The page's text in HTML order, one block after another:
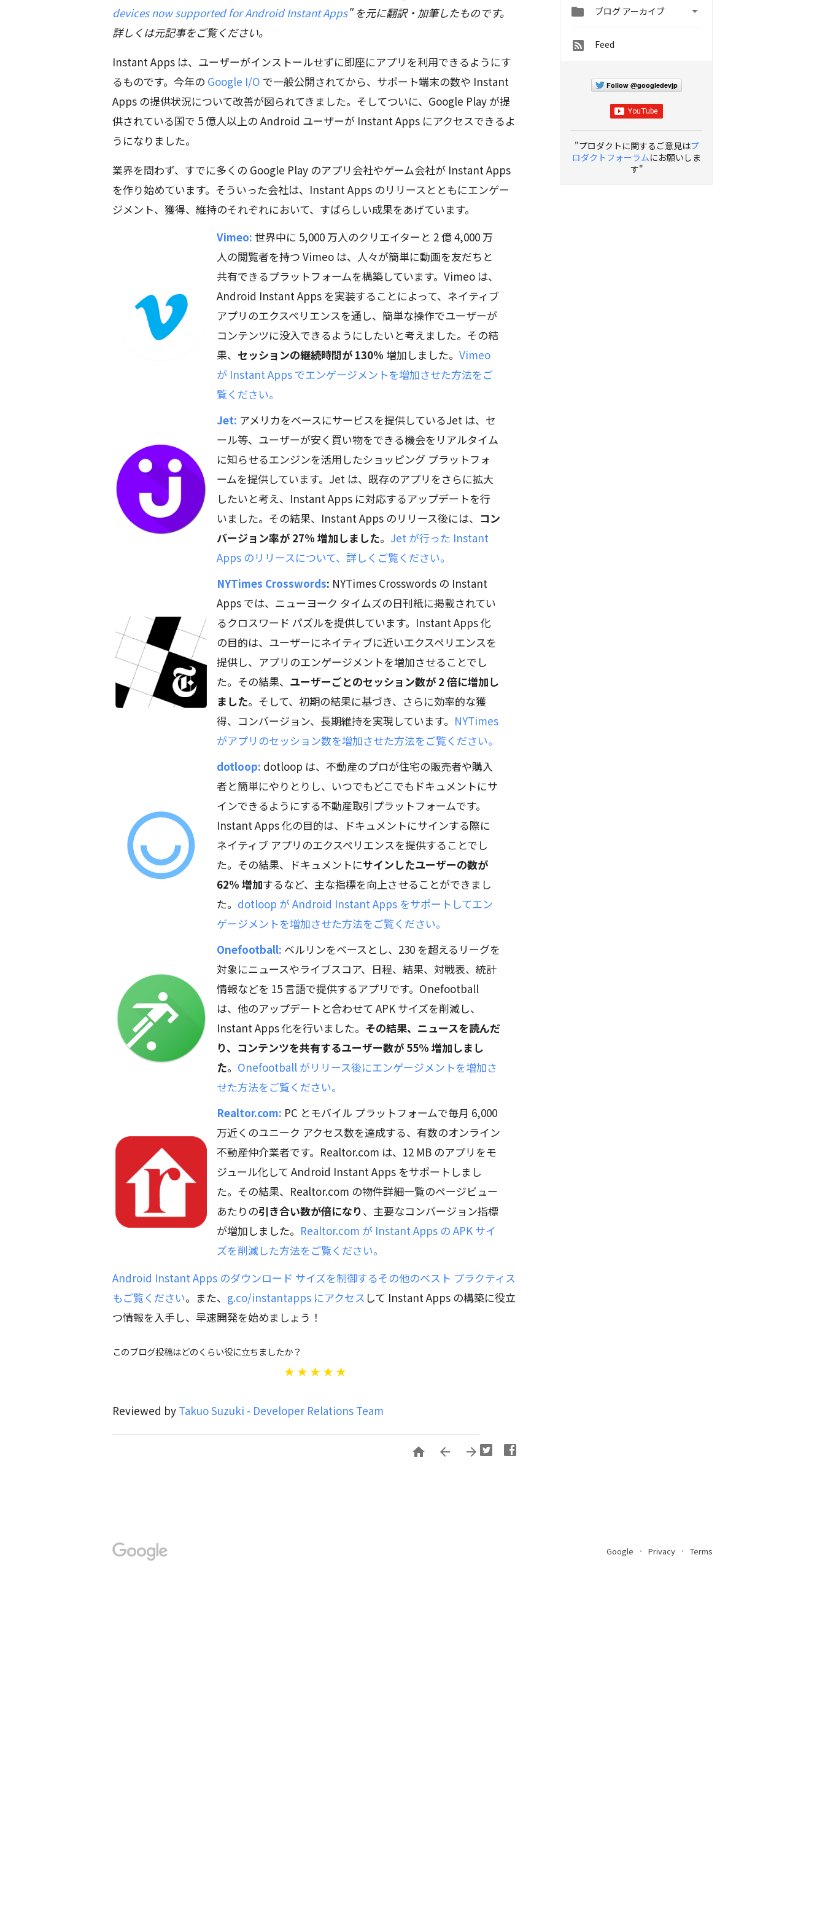
devices now supported for Android Instant Apps" を元に翻訳・加筆したものです。
詳しくは元記事をご覧ください。
Instant Apps は、ユーザーがインストールせずに即座にアプリを利用できるようにす
るものです。今年の Google I/O で一般公開されてから、サポート端末の数や Instant
Apps の提供状況について改善が図られてきました。そしてついに、Google Play が提
供されている国で 5 億人以上の Android ユーザーが Instant Apps にアクセスできるよ
うになりました。
業界を問わず、すでに多くの Google Play のアプリ会社やゲーム会社が Instant Apps
を作り始めています。そういった会社は、Instant Apps のリリースとともにエンゲー
ジメント、獲得、維持のそれぞれにおいて、すばらしい成果をあげています。
Vimeo: 世界中に 5,000 万人のクリエイターと 2 億 4,000 万
人の閲覧者を持つ Vimeo は、人々が簡単に動画を友だちと
共有できるプラットフォームを構築しています。Vimeo は、
Android Instant Apps を実装することによって、ネイティブ
アプリのエクスペリエンスを通し、簡単な操作でユーザーが
コンテンツに没入できるようにしたいと考えました。その結
果、 セッションの継続時間が 130% 増加しました。 Vimeo
が Instant Apps でエンゲージメントを増加させた方法をご
覧ください。
Jet: アメリカをベースにサービスを提供しているJet は、セ
ール等、ユーザーが安く買い物をできる機会をリアルタイム
に知らせるエンジンを活用したショッピング プラットフォ
ームを提供しています。Jet は、既存のアプリをさらに拡大
したいと考え、Instant Apps に対応するアップデートを行
いました。その結果、Instant Apps のリリース後には、 コン
バージョン率が 27% 増加しました。 Jet が行った Instant
Apps のリリースについて、詳しくご覧ください。
NYTimes Crosswords: NYTimes Crosswords の Instant
Apps では、ニューヨーク タイムズの日刊紙に掲載されてい
るクロスワード パズルを提供しています。Instant Apps 化
の目的は、ユーザーにネイティブに近いエクスペリエンスを
提供し、アプリのエンゲージメントを増加させることでし
た。その結果、 ユーザーごとのセッション数が 2 倍に増加し
ました。そして、初期の結果に基づき、さらに効率的な獲
得、コンバージョン、長期維持を実現しています。 NYTimes
がアプリのセッション数を増加させた方法をご覧ください。
dotloop: dotloop は、不動産のプロが住宅の販売者や購入
者と簡単にやりとりし、いつでもどこでもドキュメントにサ
インできるようにする不動産取引プラットフォームです。
Instant Apps 化の目的は、ドキュメントにサインする際に
ネイティブ アプリのエクスペリエンスを提供することでし
た。その結果、ドキュメントにサインしたユーザーの数が
62% 増加するなど、主な指標を向上させることができまし
た。 dotloop が Android Instant Apps をサポートしてエン
ゲージメントを増加させた方法をご覧ください。
Onefootball: ベルリンをベースとし、230 を超えるリーグを
対象にニュースやライブスコア、日程、結果、対戦表、統計
情報などを 15 言語で提供するアプリです。Onefootball
は、他のアップデートと合わせて APK サイズを削減し、
Instant Apps 化を行いました。 その結果、ニュースを読んだ
り、コンテンツを共有するユーザー数が 55% 増加しまし
た。 Onefootball がリリース後にエンゲージメントを増加さ
せた方法をご覧ください。
Realtor.com: PC とモバイル プラットフォームで毎月 6,000
万近くのユニーク アクセス数を達成する、有数のオンライン
不動産仲介業者です。Realtor.com は、12 MB のアプリをモ
ジュール化して Android Instant Apps をサポートしまし
た。その結果、Realtor.com の物件詳細一覧のページビュー
あたりの引き合い数が倍になり、主要なコンバージョン指標
が増加しました。 Realtor.com が Instant Apps の APK サイ
ズを削減した方法をご覧ください。
Android Instant Apps のダウンロード サイズを制御するその他のベスト プラクティス
もご覧ください。また、 g.co/instantapps にアクセス して Instant Apps の構築に役立
つ情報を入手し、早速開発を始めましょう！
このブログ投稿はどのくらい役に立ちましたか？
★ ★ ★ ★ ★
Reviewed by Takuo Suzuki - Developer Relations Team
  
 ブログ アーカイブ 
Feed
Follow @googledevjp
"プロダクトに関するご意見はプ
ロダクトフォーラムにお願いしま
す"
Google Privacy Terms